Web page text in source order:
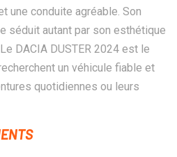
une conduite agréable. Son
séduit autant par son esthétique
DACIA DUSTER 2024 est le
un véhicule fiable et
quotidiennes ou leurs